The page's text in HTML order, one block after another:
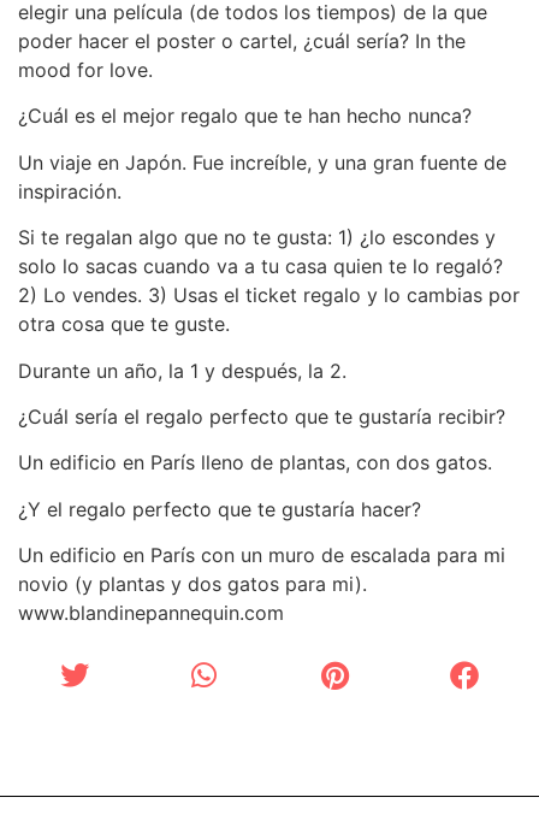
elegir una película (de todos los tiempos) de la que
poder hacer el poster o cartel, ¿cuál sería? In the
mood for love.
¿Cuál es el mejor regalo que te han hecho nunca?
Un viaje en Japón. Fue increíble, y una gran fuente de
inspiración.
Si te regalan algo que no te gusta: 1) ¿lo escondes y
solo lo sacas cuando va a tu casa quien te lo regaló?
2) Lo vendes. 3) Usas el ticket regalo y lo cambias por
otra cosa que te guste.
Durante un año, la 1 y después, la 2.
¿Cuál sería el regalo perfecto que te gustaría recibir?
Un edificio en París lleno de plantas, con dos gatos.
¿Y el regalo perfecto que te gustaría hacer?
Un edificio en París con un muro de escalada para mi
novio (y plantas y dos gatos para mi).
www.blandinepannequin.com